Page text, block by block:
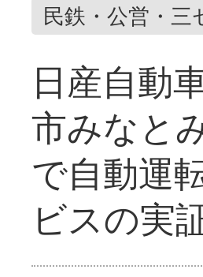
民鉄・公営・三
日産自動
市みなと
で自動運
ビスの実